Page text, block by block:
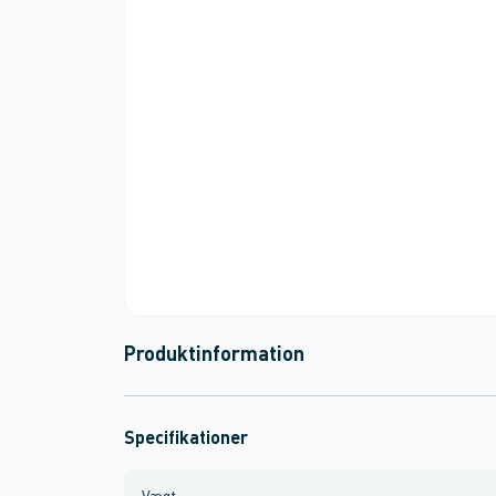
Produktinformation
Specifikationer